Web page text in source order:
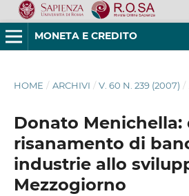
MONETA E CREDITO
HOME / ARCHIVI / V. 60 N. 239 (2007) /
Donato Menichella:
risanamento di
industrie allo
Mezzogiorno